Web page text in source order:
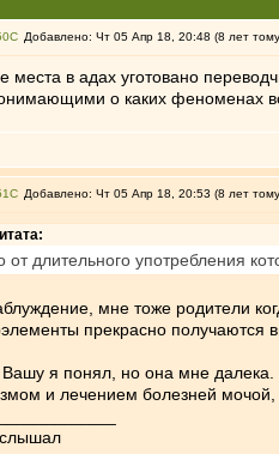
Добавлено: Чт 05 Апр 18, 20:48 (8 лет
места в адах уготовано
о каких феноменах
Добавлено: Чт 05 Апр 18, 20:53 (8 лет
от длительного употребления
мне тоже родители
прекрасно получаются
я понял, но она мне
и лечением болезней